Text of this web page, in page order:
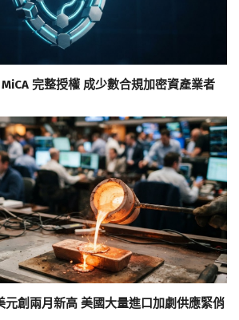
完整授權 成少數合規加密資產業者
元創兩月新高 美國大量進口加劇供應緊俏